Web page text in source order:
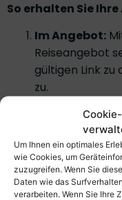
Um Ihnen ein optimales
wie Cookies, um
zuzugreifen. Wenn Sie
Daten wie das
verarbeiten. Wenn Sie Ihre
So erhalten Sie Ihre
Im Angebot:
Reiseangebot
gültigen Link zu
zu.
Vorab-
eines
Anfrage
senden Ihnen
Dokumente